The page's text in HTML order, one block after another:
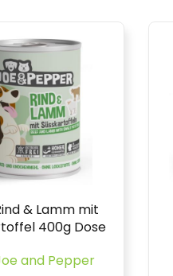
& Lamm mit
400g Dose
and Pepper